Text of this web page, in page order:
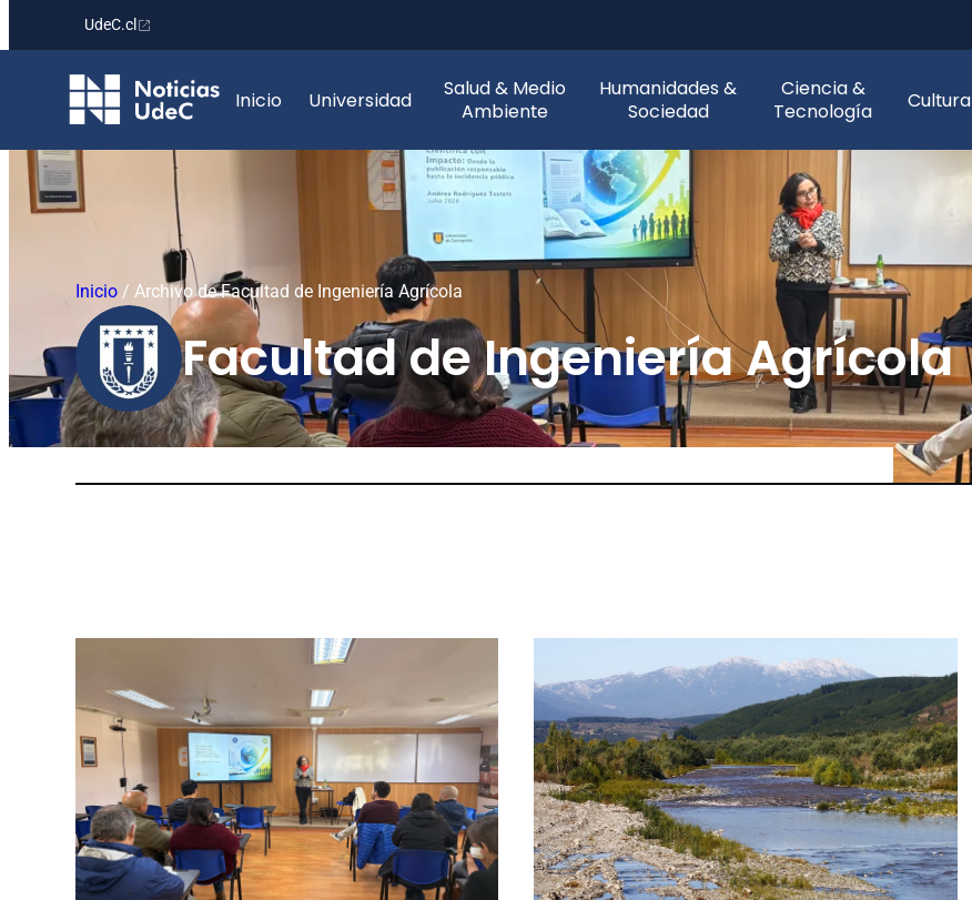
contenido
UdeC.cl
Inicio Universidad
Salud & Medio
Ambiente
Humanidades &
Sociedad
Ciencia &
Tecnología
Cultura
Inicio / Archivo de Facultad de Ingeniería Agrícola
Facultad de Ingeniería Agrícola